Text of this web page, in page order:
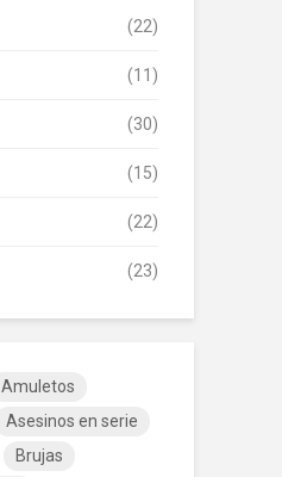
(22)
(11)
(30)
(15)
(22)
(23)
Amuletos
Asesinos en serie
Brujas